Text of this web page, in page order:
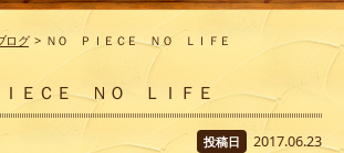
ログ > ＮＯ ＰＩＥＣＥ ＮＯ ＬＩＦＥ
ＥＣＥ ＮＯ ＬＩＦＥ
投稿日 2017.06.23